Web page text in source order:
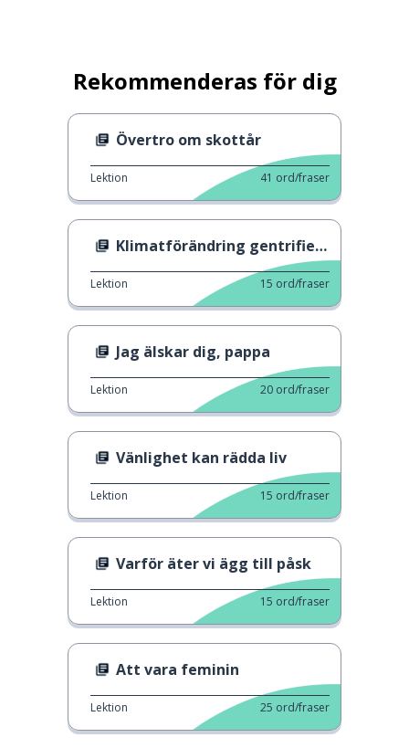
Rekommenderas för dig
Övertro om skottår
Lektion 41 ord/fraser
Klimatförändring gentrifiering
Lektion 15 ord/fraser
Jag älskar dig, pappa
Lektion 20 ord/fraser
Vänlighet kan rädda liv
Lektion 15 ord/fraser
Varför äter vi ägg till påsk
Lektion 15 ord/fraser
Att vara feminin
Lektion 25 ord/fraser